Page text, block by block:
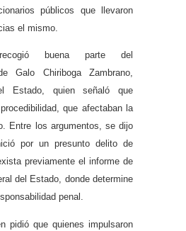
públicos que llevaron
el mismo.
buena parte del
Galo Chiriboga Zambrano,
Estado, quien señaló que
que afectaban la
Entre los argumentos, se dijo
por un presunto delito de
previamente el informe de
del Estado, donde determine
penal.
pidió que quienes impulsaron